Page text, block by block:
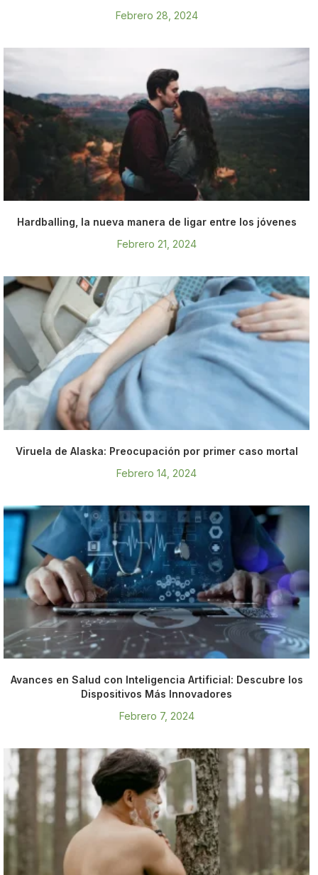
Febrero 28, 2024
Hardballing, la nueva manera de ligar entre los jóvenes
Febrero 21, 2024
Viruela de Alaska: Preocupación por primer caso mortal
Febrero 14, 2024
Avances en Salud con Inteligencia Artificial: Descubre los
Dispositivos Más Innovadores
Febrero 7, 2024